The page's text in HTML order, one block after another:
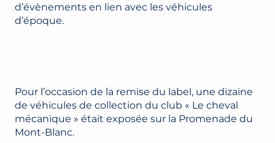
d’évènements en lien avec les véhicules
d’époque.
Pour l’occasion de la remise du label, une dizaine
de véhicules de collection du club « Le cheval
mécanique » était exposée sur la Promenade du
Mont-Blanc.